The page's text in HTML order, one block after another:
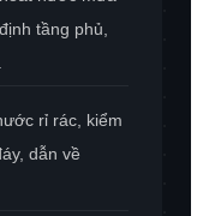
tầng phủ,
rỉ rác, kiểm
dẫn về